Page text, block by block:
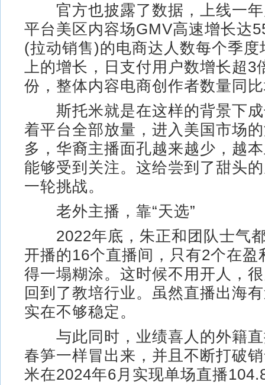
官方也披露了数据，上线一年
平台美区内容场GMV高速增长达
(拉动销售)的电商达人数每个季度
上的增长，日支付用户数增长超3
份，整体内容电商创作者数量同
斯托米就是在这样的背景下成
着平台全部放量，进入美国市场
多，华裔主播面孔越来越少，越
能够受到关注。这给尝到了甜头
一轮挑战。
老外主播，靠“天选”
2022年底，朱正和团队士气
开播的16个直播间，只有2个在盈
得一塌糊涂。这时候不用开人，
回到了教培行业。虽然直播出海
实在不够稳定。
与此同时，业绩喜人的外籍直
春笋一样冒出来，并且不断打破
米在2024年6月实现单场直播